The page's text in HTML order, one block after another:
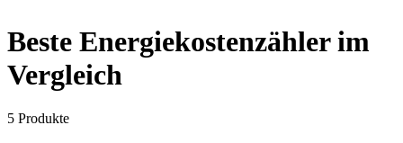
Beste Energiekostenzähler im
Vergleich
5 Produkte